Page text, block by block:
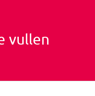
vullen